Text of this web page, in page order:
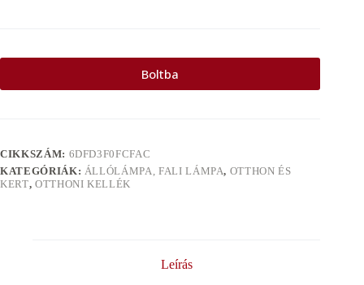
Boltba
CIKKSZÁM: 6DFD3F0FCFAC
KATEGÓRIÁK: ÁLLÓLÁMPA, FALI LÁMPA, OTTHON ÉS
KERT, OTTHONI KELLÉK
Leírás